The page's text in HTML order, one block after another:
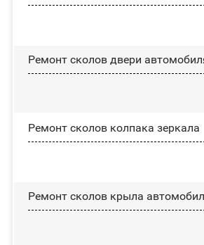
Ремонт сколов двери
Ремонт сколов колпака зеркала
Ремонт сколов крыла